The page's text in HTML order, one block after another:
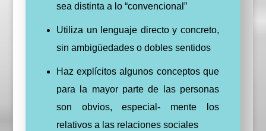
sea distinta a lo “convencional”
Utiliza un lenguaje directo y concreto,
sin ambigüedades o dobles sentidos
Haz explícitos algunos conceptos que
para la mayor parte de las personas
son obvios, especial- mente los
relativos a las relaciones sociales